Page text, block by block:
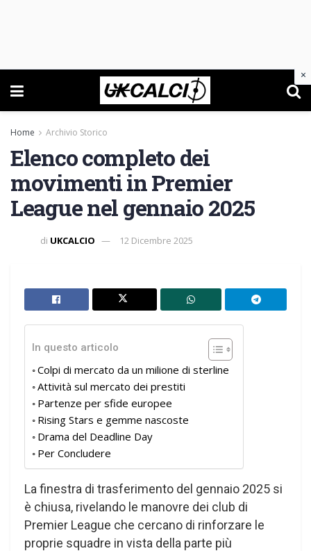
Home Archivio Storico
Elenco completo dei
movimenti in Premier
League nel gennaio 2025
di UKCALCIO 12 Dicembre 2025
In questo articolo
Colpi di mercato da un milione di sterline
Attività sul mercato dei prestiti
Partenze per sfide europee
Rising Stars e gemme nascoste
Drama del Deadline Day
Per Concludere
La finestra di trasferimento del gennaio 2025 si
è chiusa, rivelando le manovre dei club di
Premier League che cercano di rinforzare le
proprie squadre in vista della parte più
×